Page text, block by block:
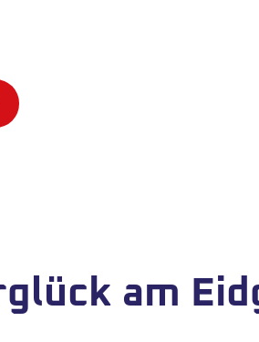
am